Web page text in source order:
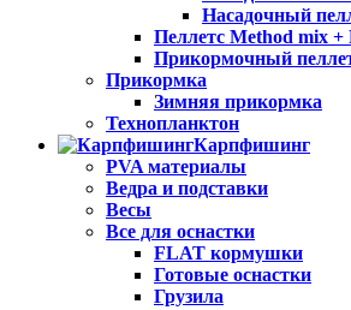
Насадочный
Пеллетс Method mix
Прикормочный
Прикормка
Зимняя прикормка
Технопланктон
Карпфишинг
PVA материалы
Ведра и подставки
Весы
Все для оснастки
FLAT кормушки
Готовые оснастки
Грузила